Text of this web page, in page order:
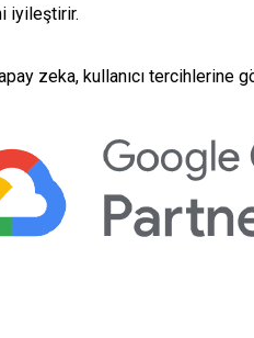
iyileştirir.
zeka, kullanıcı tercihlerine